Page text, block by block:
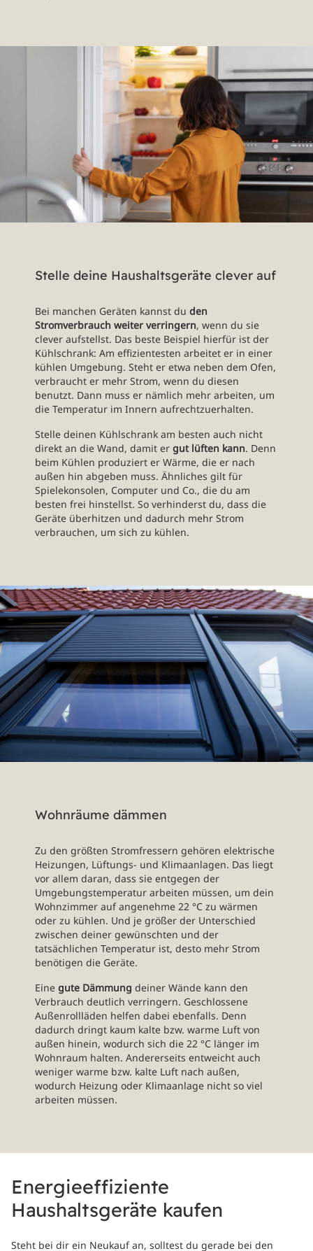
Stelle deine Haushaltsgeräte clever auf
Bei manchen Geräten kannst du den
Stromverbrauch weiter verringern, wenn du sie
clever aufstellst. Das beste Beispiel hierfür ist der
Kühlschrank: Am effizientesten arbeitet er in einer
kühlen Umgebung. Steht er etwa neben dem Ofen,
verbraucht er mehr Strom, wenn du diesen
benutzt. Dann muss er nämlich mehr arbeiten, um
die Temperatur im Innern aufrechtzuerhalten.
Stelle deinen Kühlschrank am besten auch nicht
direkt an die Wand, damit er gut lüften kann. Denn
beim Kühlen produziert er Wärme, die er nach
außen hin abgeben muss. Ähnliches gilt für
Spielekonsolen, Computer und Co., die du am
besten frei hinstellst. So verhinderst du, dass die
Geräte überhitzen und dadurch mehr Strom
verbrauchen, um sich zu kühlen.
Wohnräume dämmen
Zu den größten Stromfressern gehören elektrische
Heizungen, Lüftungs- und Klimaanlagen. Das liegt
vor allem daran, dass sie entgegen der
Umgebungstemperatur arbeiten müssen, um dein
Wohnzimmer auf angenehme 22 °C zu wärmen
oder zu kühlen. Und je größer der Unterschied
zwischen deiner gewünschten und der
tatsächlichen Temperatur ist, desto mehr Strom
benötigen die Geräte.
Eine gute Dämmung deiner Wände kann den
Verbrauch deutlich verringern. Geschlossene
Außenrollläden helfen dabei ebenfalls. Denn
dadurch dringt kaum kalte bzw. warme Luft von
außen hinein, wodurch sich die 22 °C länger im
Wohnraum halten. Andererseits entweicht auch
weniger warme bzw. kalte Luft nach außen,
wodurch Heizung oder Klimaanlage nicht so viel
arbeiten müssen.
Energieeffiziente
Haushaltsgeräte kaufen
Steht bei dir ein Neukauf an, solltest du gerade bei den